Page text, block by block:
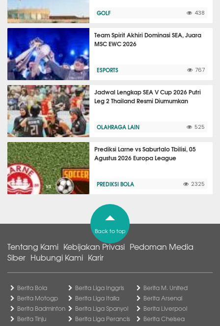
GOLF 438
Team Spirit Akhiri Dominasi SEA, Juara
MSC EWC 2026
ESPORTS 767
Jadwal Lengkap SEA V Cup 2026 Putri
Leg 2 Thailand Resmi Diumumkan
OLAHRAGA LAIN 525
Prediksi Larne vs Saburtalo Tbilisi, 05
Agustus 2026 Europa League
PREDIKSI BOLA 2325
Back to top
Tentang Kami Kebijakan Privasi Pedoman Media
Siber Hubungi Kami Karir
Berita Bola
Berita Motogp
Berita Badminton
Berita Tinju
Berita Liga Inggris
Berita Liga Italia
Berita Liga Spanyol
Berita Liga Perancis
Berita M. United
Berita Arsenal
Berita Liverpool
Berita Chelsea